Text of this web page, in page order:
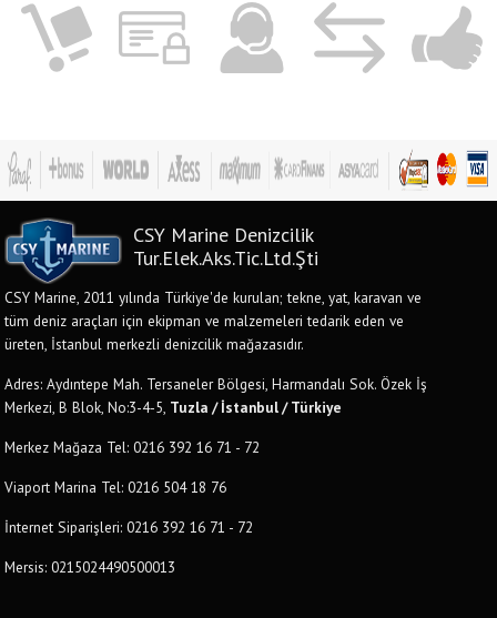
CSY Marine Denizcilik
Tur.Elek.Aks.Tic.Ltd.Şti
CSY Marine, 2011 yılında Türkiye'de kurulan; tekne, yat, karavan ve
tüm deniz araçları için ekipman ve malzemeleri tedarik eden ve
üreten, İstanbul merkezli denizcilik mağazasıdır.
Adres: Aydıntepe Mah. Tersaneler Bölgesi, Harmandalı Sok. Özek İş
Merkezi, B Blok, No:3-4-5, Tuzla / İstanbul / Türkiye
Merkez Mağaza Tel: 0216 392 16 71 - 72
Viaport Marina Tel: 0216 504 18 76
İnternet Siparişleri: 0216 392 16 71 - 72
Mersis: 0215024490500013